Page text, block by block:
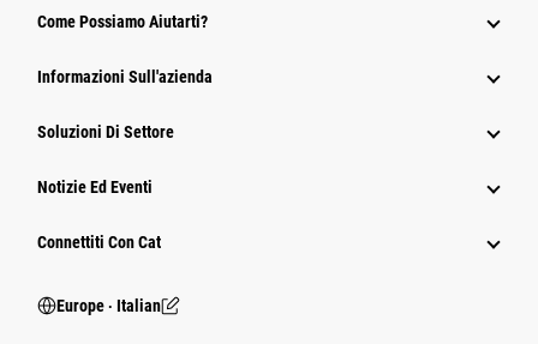
Come Possiamo Aiutarti?
Informazioni Sull'azienda
Soluzioni Di Settore
Notizie Ed Eventi
Connettiti Con Cat
Europe ‧ Italian